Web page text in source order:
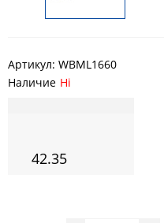
Артикул: WBML1660
Наличие Ні
42.35